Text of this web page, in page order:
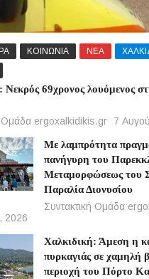
ΚΟΙΝΩΝΙΑ ΝΕΑ
Νεκρός 69χρονος λουόμενος
Ομάδα ergoxalkidikis.gr
7
Με λαμπρότητα
πανήγυρη του
Μεταμορφώσεως του
Παραλία Διονυσίου
Συντακτική Ομάδα
2026
Χαλκιδική: Άμεση η
πυρκαγιάς σε χαμηλή
περιοχή του Πόρτο